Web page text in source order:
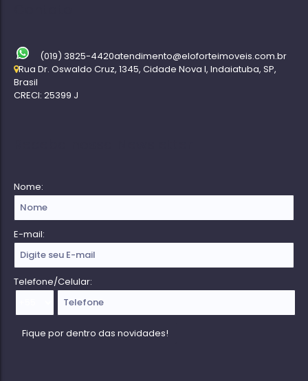
(019) 3825-4420atendimento@eloforteimoveis.com.br
Rua Dr. Oswaldo Cruz, 1345, Cidade Nova I, Indaiatuba, SP,
Brasil
CRECI: 25399 J
Nome:
E-mail:
Telefone/Celular: